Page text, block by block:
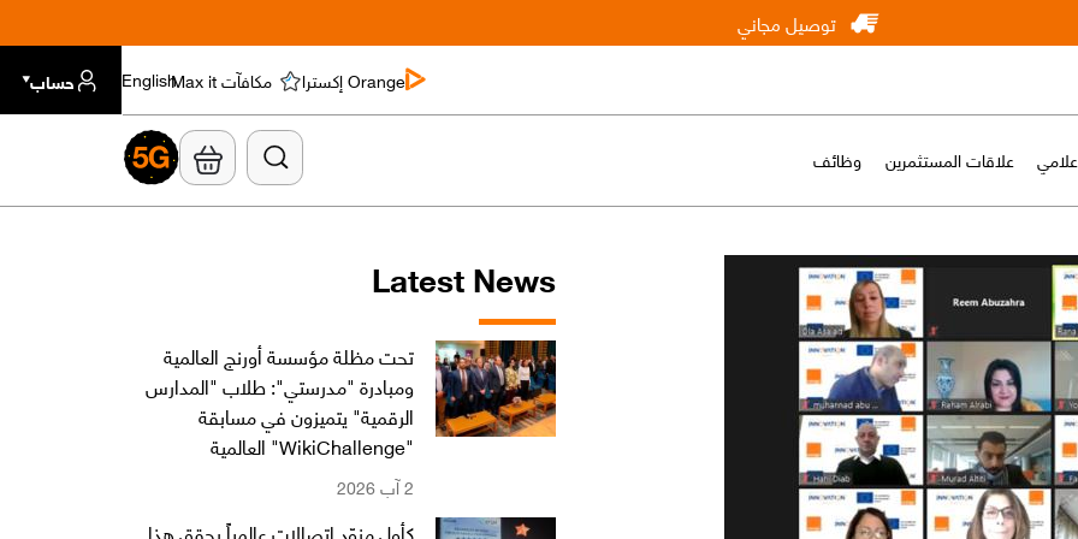
توصيل مجاني
Orange إكسترا مكافآت Max it English حساب
علاقات المستثمرين وظائف
Latest News
تحت مظلة مؤسسة أورنج العالمية
ومبادرة "مدرستي": طلاب "المدارس
الرقمية" يتميزون في مسابقة
"WikiChallenge" العالمية
2 آب 2026
كأول مزوّد اتصالات عالمياً يحقق هذا